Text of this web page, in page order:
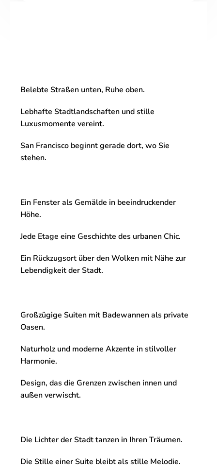
Belebte Straßen unten, Ruhe oben.
Lebhafte Stadtlandschaften und stille
Luxusmomente vereint.
San Francisco beginnt gerade dort, wo Sie
stehen.
Ein Fenster als Gemälde in beeindruckender
Höhe.
Jede Etage eine Geschichte des urbanen Chic.
Ein Rückzugsort über den Wolken mit Nähe zur
Lebendigkeit der Stadt.
Großzügige Suiten mit Badewannen als private
Oasen.
Naturholz und moderne Akzente in stilvoller
Harmonie.
Design, das die Grenzen zwischen innen und
außen verwischt.
Die Lichter der Stadt tanzen in Ihren Träumen.
Die Stille einer Suite bleibt als stille Melodie.